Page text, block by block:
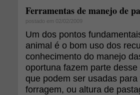
Ferramentas de manejo de
postado em 02/02/2009
Um dos pontos
animal é o bom uso dos
conhecimento do manejo
oportuna fazem parte
que podem ser usadas
forragem, ou altura de